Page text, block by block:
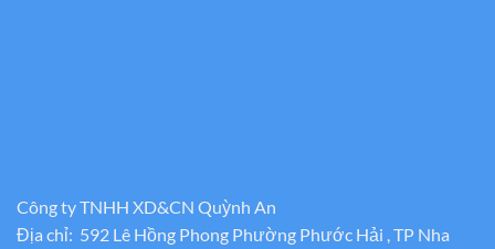
Công ty TNHH XD&CN Quỳnh An
Địa chỉ: 592 Lê Hồng Phong Phường Phước Hải , TP Nha